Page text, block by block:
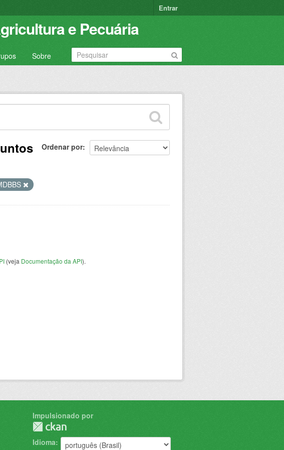
Entrar
e Pecuária
Sobre
Ordenar por
(veja Documentação da API).
Impulsionado por
Idioma